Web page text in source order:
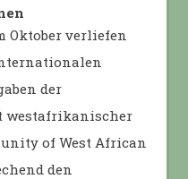
Oktober verliefen
der
westafrikanischer
of West African
den